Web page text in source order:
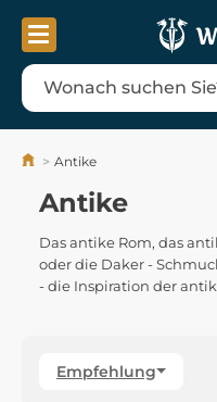
Antike
Antike
Das antike Rom, das
oder die Daker -
- die Inspiration der
Empfehlung